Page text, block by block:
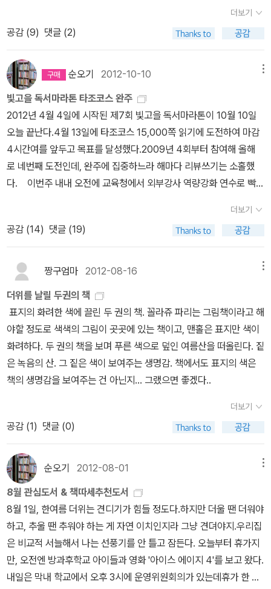
무시한다. ‘맨홀‘에선 대표적인 차별의 아이콘인 이주노동자를 그에
대한 장치로 사용한 것이다. 우리나라에서 주로 일용직 일들 위주로
수자의 대표적인 예로 사용한 것이다. 주인공도 아버지에게 당한 폭
력이 쌓이고 쌓여서 결국은 이주노동자에게 극단적으로 터지게 된 맥
락이라 볼 수 있다. 전작 ‘합체‘와 비교했을땐 현실적이고 흔히 일어날
법한 문제들로 더 깊은 문제점을 제기했던 책 같다.
재미있어 보인다. 동아리 활동에서 했는데, 아이들을 작품을 제대로
살펴보지 못했는데, 선생님을 위한 도시락 선물도 있었다며 좋아하는
모습에 우리 모두 미소를 ^^ 1학년 친구들과 낱말 공장 나라를
자신이 소중하게 생각하는 낱말 10가지를 적어보고 그것을 유목화하
여 아이들이 소중하게 생각하는 단어들을 찾아본 이야기도 뜻깊었다.
아이들이 가장 소중하게 여기는 단어는 과연? 어떤 목용탕이 좋
아? 어떤 화장실이 좋아? 어떤 이불이 좋아? 시리즈 도서인데 아이
들의 반응이 뜨거웠다고 한다. 수영장의 작가의 작품 이상한
집도 재미있다. 앵그리맨과 내가 엄마를 골랐어, 그리고 나의
자전거까지. 이야기를 보면서 어떤 활동을 하면 좋을지도 함
께 생각해 보니 참 좋다.모임에 학습지의 달인, 아이디어의 달인들이
넘쳐나서 참 좋다. 나는 이번에 박지리 작가에 대해 소개를 했고, 전
이수 어린이에 대해 관심을 가지게 되었다고 이야기 했다. 이 모
더보기
공감 (9) 댓글 (2)
순오기 2012-10-10
빛고을 독서마라톤 타조코스 완주
2012년 4월 4일에 시작된 제7회 빛고을 독서마라톤이 10월 10일
오늘 끝난다.4월 13일에 타조코스 15,000쪽 읽기에 도전하여 마감
4시간여를 앞두고 목표를 달성했다.2009년 4회부터 참여해 올해
로 네번째 도전인데, 완주에 집중하느라 해마다 리뷰쓰기는 소홀했
다. 이번주 내내 오전에 교육청에서 외부강사 역량강화 연수로 빡센
세밀화 모임엔 나가지 않았는데, 다행이 일찍 마무리를 했다. 4월
13일, <나는 코끼리였다>를 시작으로 10월 10일 <무등산 역사길이
내게로 왔다>로 마무리된 독서마라톤!독서기록에는 어린이 책과 그
림책도 있고, 한 권을 다 끝내지 않고 읽은 쪽수만 기록한 책도 있지만
13 나는 코끼리였다 역도선수 장미란을 닮은 정우성은 코끼리처럼
뚱뚱하고 틱장애를 갖고 있어 왕따 당하는 6학년 소년이다. 우성의
머릿속에는 바오밥 녀석이 살고 있어 아무때나 이상한 소리를 낸다.
우성은 자신을 따돌린 아이들을 찾아다니며 복수를 한 형 때문에 전
학을 하고 부모님과 떨어져 형과 같이 지낸다. 형은 열일곱 살이 많고
우성의 다이어트를 위해 엄격히 관리하지만, 우성은 형이 없는 틈에
치킨과 피자를 시켜먹는다. 우성은 밥이나 축내는 돼지처럼 살지 말
고 미래도 생각하라는 형의 잔소리에 전생에 죄를 지어 틱을 하는 멍
와 대화하면서 아홉 번의 전생체험을 하게 된다. 우성의 전생은 제비,
대나무, 엉겅퀴, 쥐, 까마귀, 나비, 소, 개, 코끼리로 한 생을 마감하면
서 '인간이 되는 것'을 간절히 원했다는 걸 깨닫는다. 그렇게 원하던
인간이 되었는데 돼지처럼 산다는 건 말이 안되지 않는가? 자신을 돌
아보게 된 우성은, 어려서 머리를 쓰다듬으며 책을 읽어주던 '엉아'가
....우성이 태어나 열일곱 살에 아빠가 되어야 했던 형, 그의 빛나는 인
생은 끝이 났다는 것을 알게 된다. 형제가 아닌 아빠와 아들로 새로운
삶을 시작하는 멋진 반전에 찡한 감동의 쓰나미... <꼬리 잘린 생쥐>
더보기
공감 (14) 댓글 (19)
짱구엄마 2012-08-16
더위를 날릴 두권의 책
표지의 화려한 색에 끌린 두 권의 책. 꼴라쥬 파리는 그림책이라고 해
야할 정도로 색색의 그림이 곳곳에 있는 책이고, 맨홀은 표지만 색이
화려하다. 두 권의 책을 보며 푸른 색으로 덮인 여름산을 떠올린다. 짙
은 녹음의 산. 그 짙은 색이 보여주는 생명감. 책에서도 표지의 색은
책의 생명감을 보여주는 건 아닌지... 그랬으면 좋겠다..
더보기
공감 (1) 댓글 (0)
순오기 2012-08-01
8월 관심도서 & 책따세추천도서
8월 1일, 한여름 더위는 견디기가 힘들 정도다.하지만 더울 땐 더워야
하고, 추울 땐 추워야 하는 게 자연 이치인지라 그냥 견뎌야지.우리집
은 비교적 서늘해서 나는 선풍기를 안 틀고 잠든다. 오늘부터 휴가지
만, 오전엔 방과후학교 아이들과 영화 '아이스 에이지 4'를 보고 왔다.
내일은 막내 학교에서 오후 3시에 운영위원회의가 있는데휴가 한 복